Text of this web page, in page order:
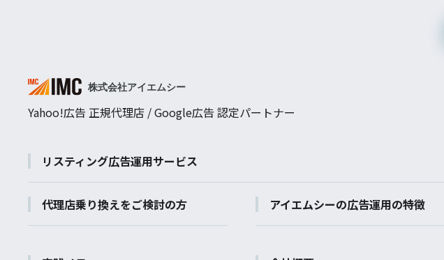
Yahoo!広告 正規代理店 / Google広告 認定パートナー
リスティング広告運用サービス
代理店乗り換えをご検討の方 アイエムシーの広告運用の特徴